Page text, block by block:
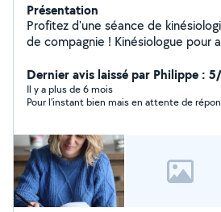
Présentation
Profitez d'une séance de
de compagnie ! Kinésiologue pour
kinésiologie est une technique de
sur toutes les problématques
comportementales, physiques et
pelades, comportements
insomnies, agressivité, La kinésiologie ne remplace pas
un avis vétérinaire. Je propose aussi : - garde de vos
animaux / petsittng - garde de vos
- services lors d'évènements, - si
Dernier avis laissé par Philippe :
Il y a plus de 6 mois
Pour l'instant bien mais en attente de